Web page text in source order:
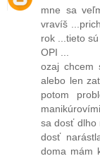
mne sa
vravíš
rok ...tieto
OPI ...
ozaj chcem
alebo len
potom
sa dosť dlho
dosť
doma mám